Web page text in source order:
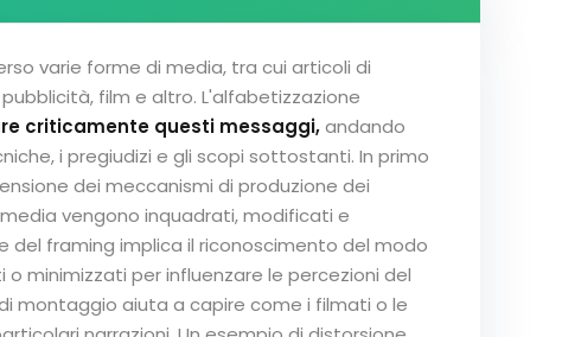
varie forme di media, tra cui articoli di
film e altro. L'alfabetizzazione
criticamente questi messaggi,andando
i pregiudizi e gli scopi sottostanti. In primo
dei meccanismi di produzione dei
vengono inquadrati, modificati e
del framing implica il riconoscimento del modo
minimizzati per influenzare le percezioni del
montaggio aiuta a capire come i filmati o le